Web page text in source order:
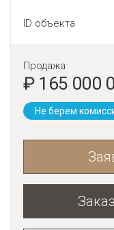
ID объекта
Продажа
₽ 165 000
Не берем